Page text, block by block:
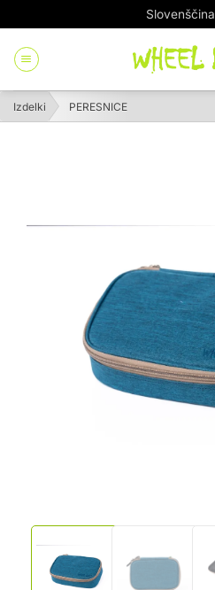
to
content
Slovenščina
Izdelki PERESNICE